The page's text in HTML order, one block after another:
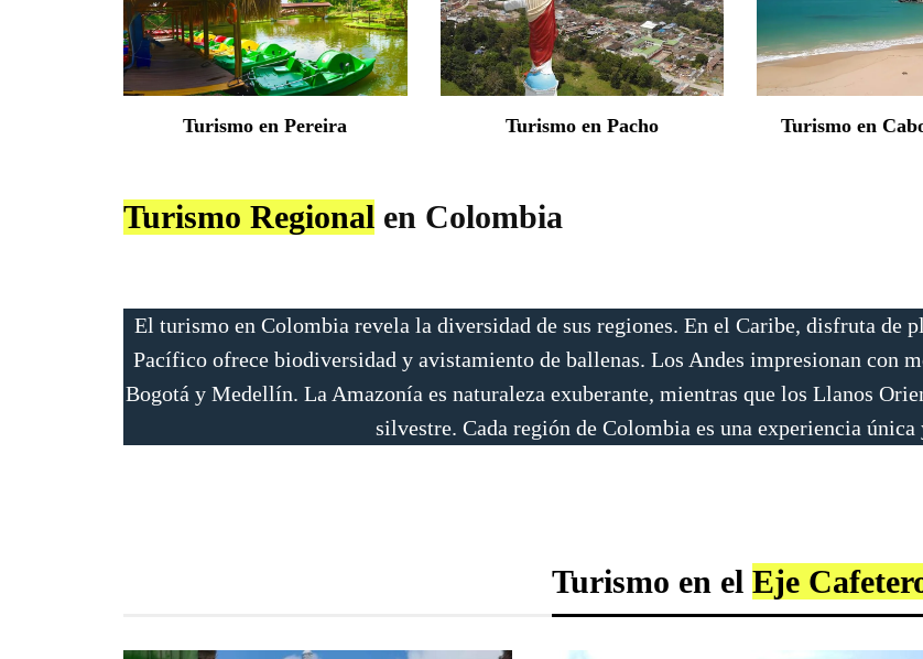
Turismo en Pereira Turismo en Pacho Turismo en
Turismo Regional en Colombia
El turismo en Colombia revela la diversidad de sus regiones. En el Caribe, disfruta de
Pacífico ofrece biodiversidad y avistamiento de ballenas. Los Andes impresionan con
Bogotá y Medellín. La Amazonía es naturaleza exuberante, mientras que los Llanos
silvestre. Cada región de Colombia es una experiencia única
Turismo en el Eje